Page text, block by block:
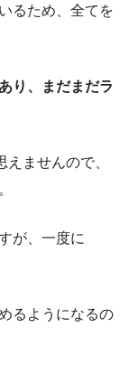
るため、全てを
り、まだまだラ
ませんので、
が、一度に
るようになるの